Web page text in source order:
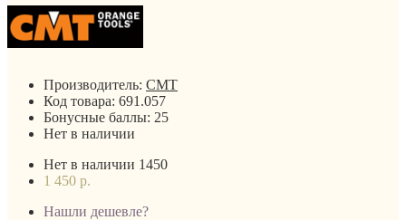
Производитель: CMT
Код товара: 691.057
Бонусные баллы: 25
Нет в наличии
Нет в наличии 1450
1 450 р.
Нашли дешевле?